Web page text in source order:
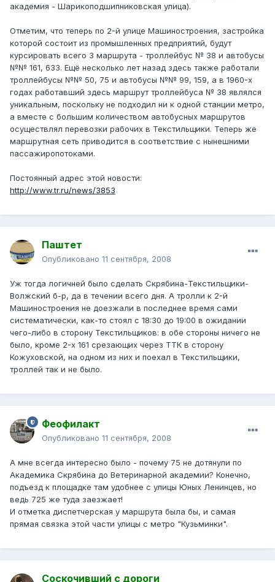
академия - Шарикоподшипниковская улица).
Отметим, что теперь по 2-й улице Машиностроения, застройка
которой состоит из промышленных предприятий, будут
курсировать всего 3 маршрута - троллейбус № 38 и автобусы
№№ 161, 633. Ещё несколько лет назад здесь также работали
троллейбусы №№ 50, 75 и автобусы №№ 99, 159, а в 1960-х
годах работавший здесь маршрут троллейбуса № 38 являлся
уникальным, поскольку не подходил ни к одной станции метро,
а вместе с большим количеством автобусных маршрутов
осуществлял перевозки рабочих в Текстильщики. Теперь же
маршрутная сеть приводится в соответствие с нынешними
пассажиропотоками.
Постоянный адрес этой новости:
http://www.tr.ru/news/3853
Паштет
Опубликовано 11 сентября, 2008
Уж тогда логичней было сделать Скрябина-Текстильщики-
Волжский б-р, да в течении всего дня. А тролли к 2-й
Машиностроения не доезжали в последнее время сами
систематически, как-то стоял с 18:30 до 19:00 в ожидании
чего-либо в сторону Текстильщиков: в обе стороны ничего не
было, кроме 2-х 161 срезающих через ТТК в сторону
Кожуховской, на одном из них и поехал в Текстильщики,
троллей так и не было.
Феофилакт
Опубликовано 11 сентября, 2008
А мне всегда интересно было - почему 75 не дотянули по
Академика Скрябина до Ветеринарной академии? Конечно,
подъезд к площадке там удобнее с улицы Юных Ленинцев, но
ведь 725 же туда заезжает!
И отметка диспетчерская у маршрута была бы, и самая
прямая связка этой части улицы с метро "Кузьминки".
Соскочивший с дороги